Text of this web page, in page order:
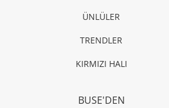
ÜNLÜLER
TRENDLER
KIRMIZI HALI
BUSE'DEN